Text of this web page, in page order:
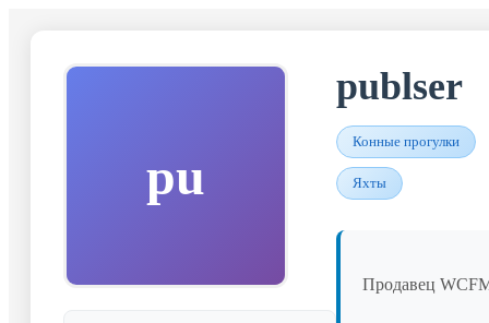
pu
publser
Конные прогулки
Яхты
Продавец